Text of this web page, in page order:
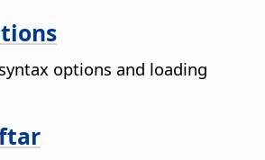
options and loading